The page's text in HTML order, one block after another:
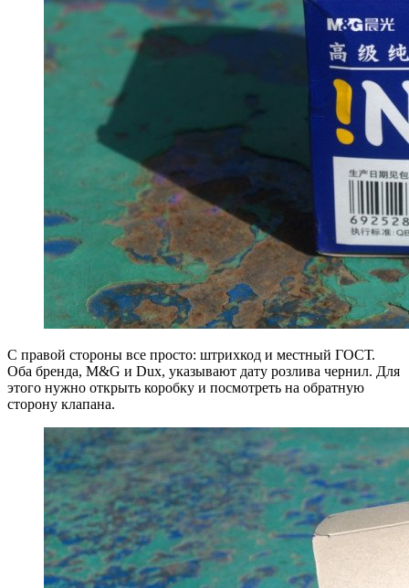
С правой стороны все просто: штрихкод и местный ГОСТ.
Оба бренда, M&G и Dux, указывают дату розлива чернил. Для
этого нужно открыть коробку и посмотреть на обратную
сторону клапана.